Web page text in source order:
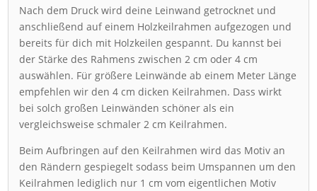
Nach dem Druck wird deine Leinwand getrocknet und
anschließend auf einem Holzkeilrahmen aufgezogen und
bereits für dich mit Holzkeilen gespannt. Du kannst bei
der Stärke des Rahmens zwischen 2 cm oder 4 cm
auswählen. Für größere Leinwände ab einem Meter Länge
empfehlen wir den 4 cm dicken Keilrahmen. Dass wirkt
bei solch großen Leinwänden schöner als ein
vergleichsweise schmaler 2 cm Keilrahmen.
Beim Aufbringen auf den Keilrahmen wird das Motiv an
den Rändern gespiegelt sodass beim Umspannen um den
Keilrahmen lediglich nur 1 cm vom eigentlichen Motiv